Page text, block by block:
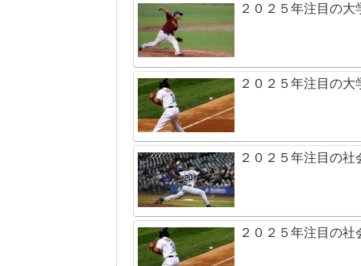
２０２５年注目の
２０２５年注目の
２０２５年注目の
２０２５年注目の